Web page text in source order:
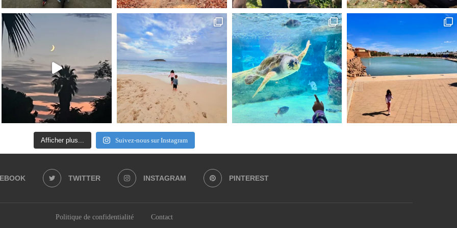
Afficher plus... Suivez-nous sur Instagram
TWITTER INSTAGRAM PINTEREST
Politique de confidentialité Contact